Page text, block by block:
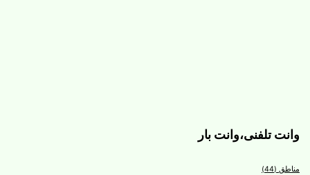
وانت تلفنی،وانت بار
مناطق (44)